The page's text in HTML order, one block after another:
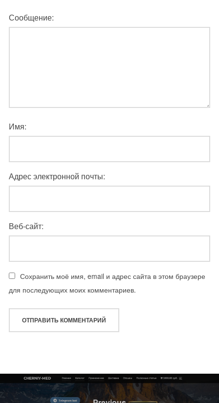
Сообщение:
Имя:
Адрес электронной почты:
Веб-сайт:
Сохранить моё имя, email и адрес сайта в этом браузере
для последующих моих комментариев.
Навигация
по